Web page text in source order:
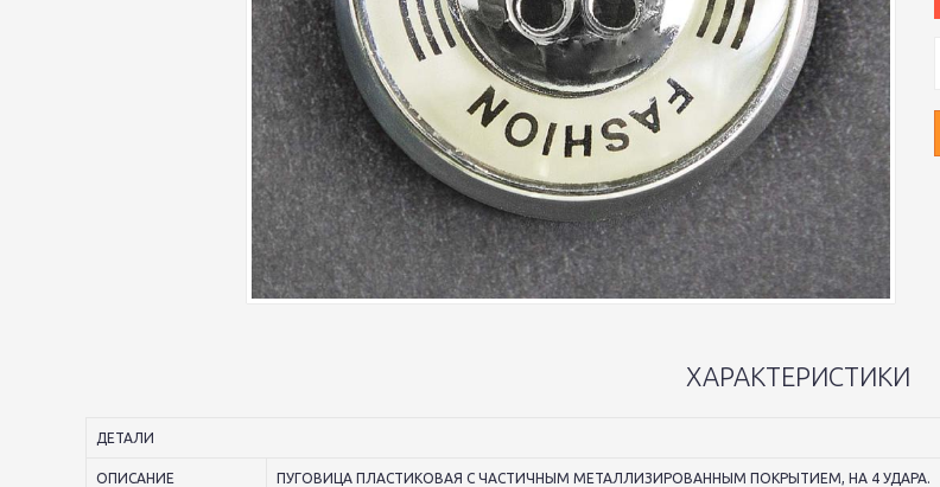
ХАРАКТЕРИСТИКИ
ДЕТАЛИ
ОПИСАНИЕ ПУГОВИЦА ПЛАСТИКОВАЯ С ЧАСТИЧНЫМ МЕТАЛЛИЗИРОВАННЫМ ПОКРЫТИЕМ, НА 4 УДАРА.